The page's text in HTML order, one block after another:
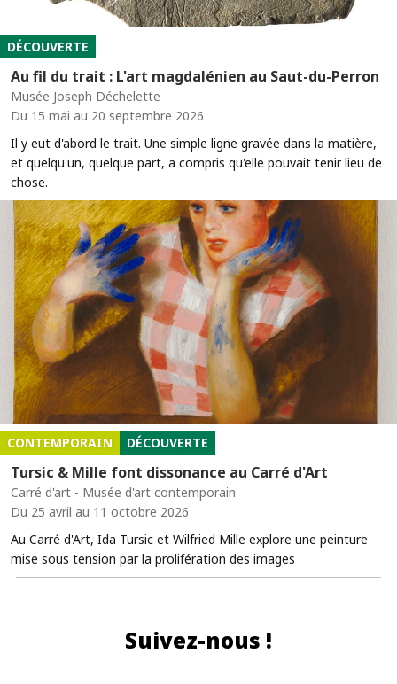
DÉCOUVERTE
Au fil du trait : L'art magdalénien au Saut-du-Perron
Musée Joseph Déchelette
Du 15 mai au 20 septembre 2026
Il y eut d'abord le trait. Une simple ligne gravée dans la matière,
et quelqu'un, quelque part, a compris qu'elle pouvait tenir lieu de
chose.
CONTEMPORAIN DÉCOUVERTE
Tursic & Mille font dissonance au Carré d'Art
Carré d'art - Musée d'art contemporain
Du 25 avril au 11 octobre 2026
Au Carré d'Art, Ida Tursic et Wilfried Mille explore une peinture
mise sous tension par la prolifération des images
Suivez-nous !